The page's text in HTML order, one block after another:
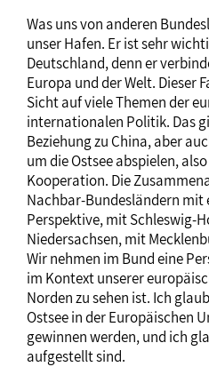
Was uns von anderen
unser Hafen. Er ist sehr
Deutschland, denn er
Europa und der Welt. Dieser
Sicht auf viele Themen der
internationalen Politik. Das
Beziehung zu China, aber
um die Ostsee abspielen,
Kooperation. Die
Nachbar-Bundesländern mit
Perspektive, mit Schleswig-
Niedersachsen, mit
Wir nehmen im Bund eine
im Kontext unserer
Norden zu sehen ist. Ich
Ostsee in der Europäischen
gewinnen werden, und ich
aufgestellt sind.